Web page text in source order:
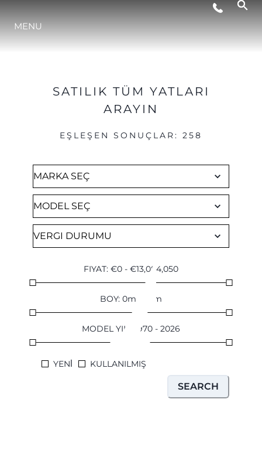
YAŞAM ŞEKLİ
ŞİRKET
MİRAS
TEKNENIZIN PIYASA DEĞERINI
ÖĞRENIN
MENU
SATILIK TÜM YATLARI
ARAYIN
EŞLEŞEN SONUÇLAR: 258
FIYAT: €0 - €13,084,050
BOY: 0m m
MODEL YILI 1970 - 2026
YENİ KULLANILMIŞ
SEARCH